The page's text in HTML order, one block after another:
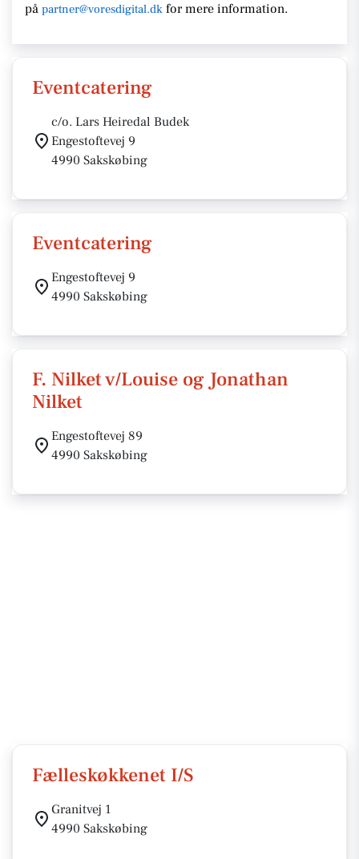
på partner@voresdigital.dk for mere information.
Eventcatering
c/o. Lars Heiredal Budek
Engestoftevej 9
4990 Sakskøbing
Eventcatering
Engestoftevej 9
4990 Sakskøbing
F. Nilket v/Louise og Jonathan
Nilket
Engestoftevej 89
4990 Sakskøbing
Fælleskøkkenet I/S
Granitvej 1
4990 Sakskøbing